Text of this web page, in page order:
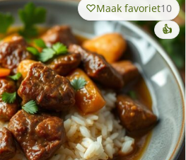
Maak favoriet10
👍